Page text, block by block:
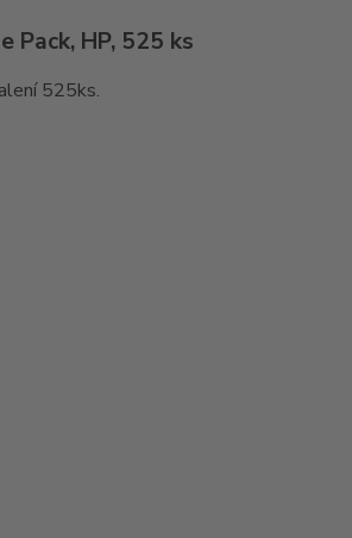
Pack, HP, 525 ks
525ks.